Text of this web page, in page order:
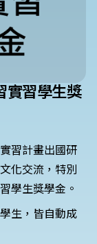
實習學生獎
習計畫出國研
化交流，特別
學生獎學金。
生，皆自動成